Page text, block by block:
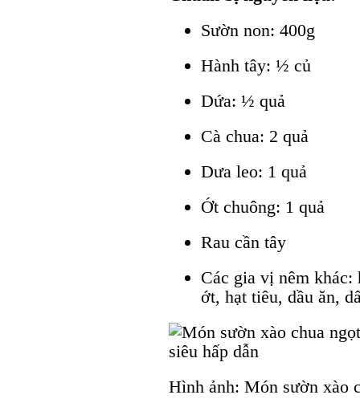
Sườn non: 400g
Hành tây: ½ củ
Dứa: ½ quả
Cà chua: 2 quả
Dưa leo: 1 quả
Ớt chuông: 1 quả
Rau cần tây
Các gia vị nêm
ớt, hạt tiêu, dầu ăn,
Hình ảnh: Món sườn xào